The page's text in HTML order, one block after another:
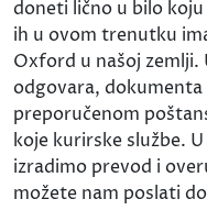
doneti lično u bilo
ih u ovom trenutku
Oxford u našoj zemlji.
odgovara,
preporučenom
koje kurirske službe.
izradimo prevod i
možete nam poslati